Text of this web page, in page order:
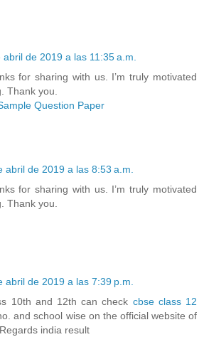
abril de 2019 a las 11:35 a.m.
for sharing with us. I’m truly motivated
Thank you.
Question Paper
abril de 2019 a las 8:53 a.m.
for sharing with us. I’m truly motivated
Thank you.
abril de 2019 a las 7:39 p.m.
10th and 12th can check cbse class 12
and school wise on the official website of
india result